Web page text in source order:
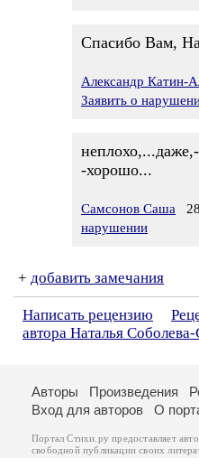
Спасибо Вам,
Александр Катин-
Заявить о
неплохо,...даже,-
-хорошо...
Самсонов Саша
нарушении
+ добавить замечания
Написать рецензию
автора Наталья
Авторы Произведения
Вход для авторов
О
Портал Стихи.ру предоставляет
свободной публикации своих